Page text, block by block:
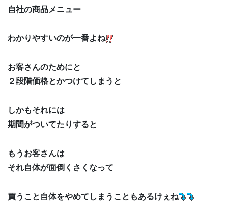
自社の商品メニュー
わかりやすいのが一番よね
お客さんのためにと
２段階価格とかつけてしまうと
しかもそれには
期間がついてたりすると
もうお客さんは
それ自体が面倒くさくなって
買うこと自体をやめてしまうこともあるけぇね